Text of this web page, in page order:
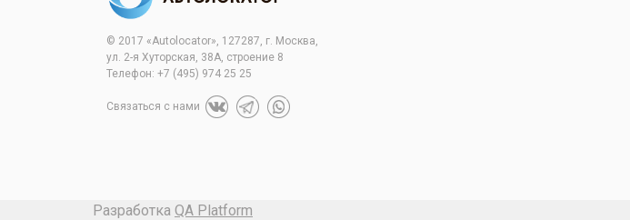
© 2017 «Autolocator», 127287, г. Москва,
ул. 2-я Хуторская, 38А, строение 8
Телефон: +7 (495) 974 25 25
Связаться с нами
Разработка QA Platform